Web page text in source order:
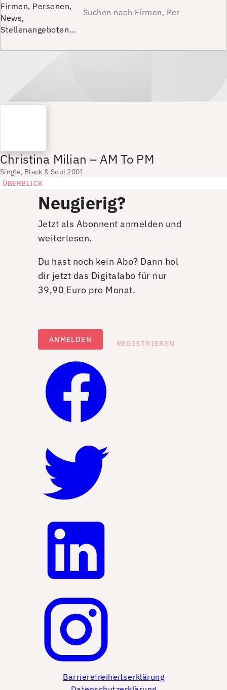
Firmen, Personen,
News,
Stellenangeboten…
Christina Milian – AM To PM
Single, Black & Soul 2001
ÜBERBLICK
Neugierig?
Jetzt als Abonnent anmelden und
weiterlesen.
Du hast noch kein Abo? Dann hol
dir jetzt das Digitalabo für nur
39,90 Euro pro Monat.
ANMELDEN REGISTRIEREN
Barrierefreiheitserklärung